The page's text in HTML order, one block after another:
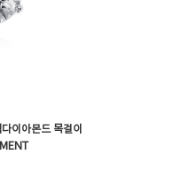
이아몬드 목걸이